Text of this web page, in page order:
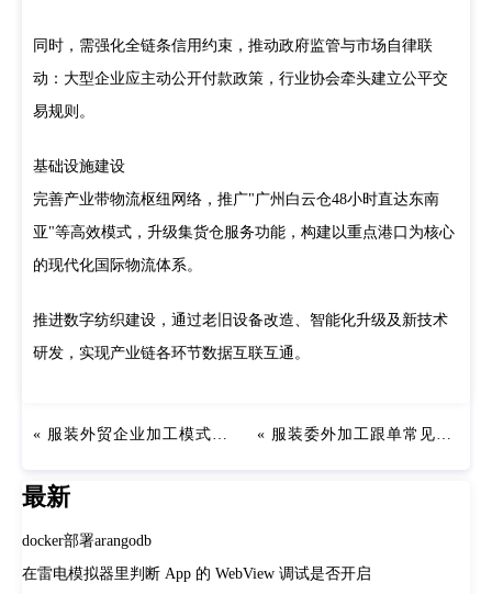
同时，需强化全链条信用约束，推动政府监管与市场自律联
动：大型企业应主动公开付款政策，行业协会牵头建立公平交
易规则。
基础设施建设
完善产业带物流枢纽网络，推广"广州白云仓48小时直达东南
亚"等高效模式，升级集货仓服务功能，构建以重点港口为核心
的现代化国际物流体系。
推进数字纺织建设，通过老旧设备改造、智能化升级及新技术
研发，实现产业链各环节数据互联互通。
服装外贸企业加工模式选择 服装委外加工跟单常见问题及解决方案
最新
docker部署arangodb
在雷电模拟器里判断 App 的 WebView 调试是否开启